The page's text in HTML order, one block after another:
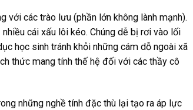
với các trào lưu (phần lớn không lành mạnh).
cái xấu lôi kéo. Chúng dễ bị rơi vào lối
học sinh tránh khỏi những cám dỗ ngoài xã
thức mang tính thế hệ đối với các thầy cô
những nghề tính đặc thù lại tạo ra áp lực